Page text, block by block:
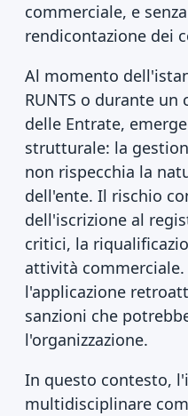
commerciale, e
rendicontazione dei
Al momento
RUNTS o durante
delle Entrate,
strutturale: la
non rispecchia la
dell'ente. Il rischio
dell'iscrizione al
critici, la
attività
l'applicazione
sanzioni che
l'organizzazione.
In questo contesto,
multidisciplinare